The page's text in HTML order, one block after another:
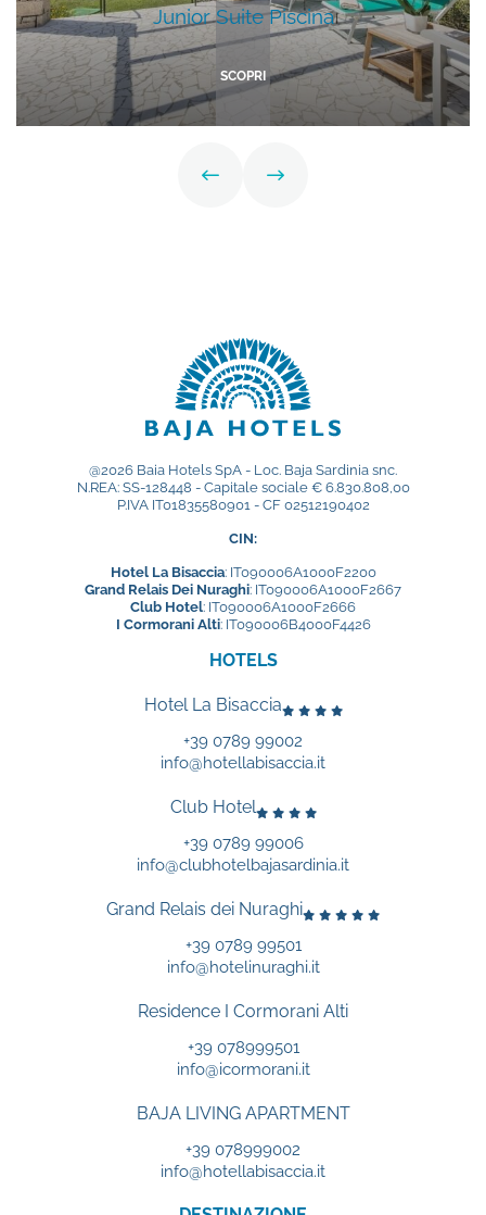
Junior Suite Piscina
SCOPRI
@2026 Baia Hotels SpA - Loc. Baja Sardinia snc.
N.REA: SS-128448 - Capitale sociale € 6.830.808,00
P.IVA IT01835580901 - CF 02512190402
CIN:
Hotel La Bisaccia: IT090006A1000F2200
Grand Relais Dei Nuraghi: IT090006A1000F2667
Club Hotel: IT090006A1000F2666
I Cormorani Alti: IT090006B4000F4426
HOTELS
Hotel La Bisaccia
+39 0789 99002
info@hotellabisaccia.it
Club Hotel
+39 0789 99006
info@clubhotelbajasardinia.it
Grand Relais dei Nuraghi
+39 0789 99501
info@hotelinuraghi.it
Residence I Cormorani Alti
+39 078999501
info@icormorani.it
BAJA LIVING APARTMENT
+39 078999002
info@hotellabisaccia.it